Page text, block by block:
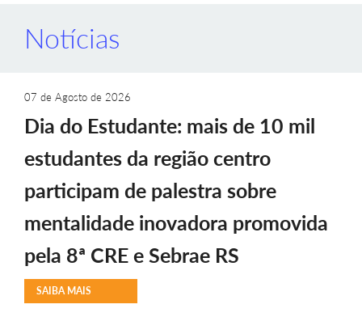
Notícias
07 de Agosto de 2026
Dia do Estudante: mais de 10 mil
estudantes da região centro
participam de palestra sobre
mentalidade inovadora promovida
pela 8ª CRE e Sebrae RS
SAIBA MAIS